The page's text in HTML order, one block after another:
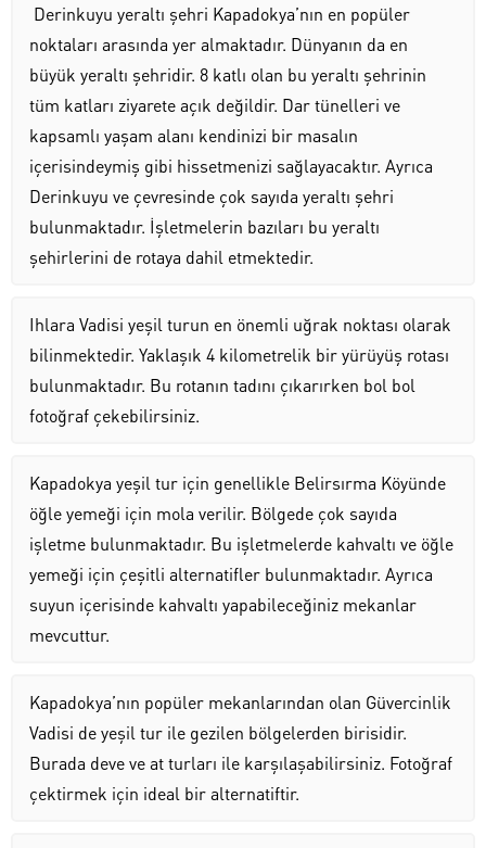
Derinkuyu yeraltı şehri Kapadokya’nın en popüler
noktaları arasında yer almaktadır. Dünyanın da en
büyük yeraltı şehridir. 8 katlı olan bu yeraltı şehrinin
tüm katları ziyarete açık değildir. Dar tünelleri ve
kapsamlı yaşam alanı kendinizi bir masalın
içerisindeymiş gibi hissetmenizi sağlayacaktır. Ayrıca
Derinkuyu ve çevresinde çok sayıda yeraltı şehri
bulunmaktadır. İşletmelerin bazıları bu yeraltı
şehirlerini de rotaya dahil etmektedir.
Ihlara Vadisi yeşil turun en önemli uğrak noktası olarak
bilinmektedir. Yaklaşık 4 kilometrelik bir yürüyüş rotası
bulunmaktadır. Bu rotanın tadını çıkarırken bol bol
fotoğraf çekebilirsiniz.
Kapadokya yeşil tur için genellikle Belirsırma Köyünde
öğle yemeği için mola verilir. Bölgede çok sayıda
işletme bulunmaktadır. Bu işletmelerde kahvaltı ve öğle
yemeği için çeşitli alternatifler bulunmaktadır. Ayrıca
suyun içerisinde kahvaltı yapabileceğiniz mekanlar
mevcuttur.
Kapadokya’nın popüler mekanlarından olan Güvercinlik
Vadisi de yeşil tur ile gezilen bölgelerden birisidir.
Burada deve ve at turları ile karşılaşabilirsiniz. Fotoğraf
çektirmek için ideal bir alternatiftir.